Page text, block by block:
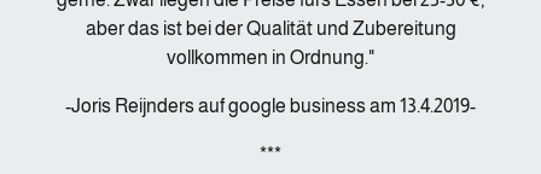
aber das ist bei der Qualität und Zubereitung
vollkommen in Ordnung."
-Joris Reijnders auf google business am 13.4.2019-
***